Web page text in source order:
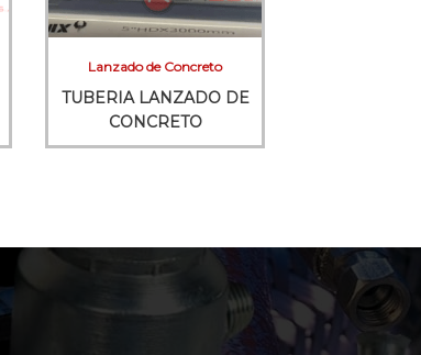
Lanzado de Concreto
TUBERIA LANZADO DE
CONCRETO